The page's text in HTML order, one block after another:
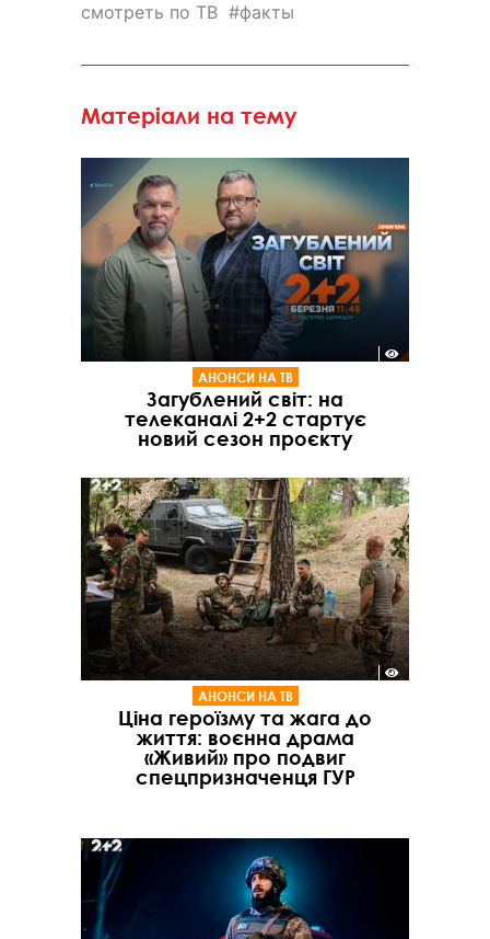
смотреть по ТВ факты
Матеріали на тему
АНОНСИ НА ТВ
Загублений світ: на
телеканалі 2+2 стартує
новий сезон проєкту
АНОНСИ НА ТВ
Ціна героїзму та жага до
життя: воєнна драма
«Живий» про подвиг
спецпризначенця ГУР